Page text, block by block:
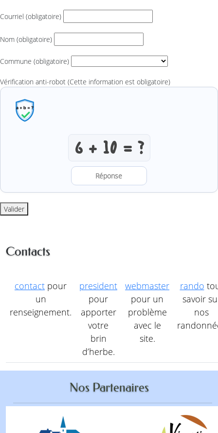
Courriel (obligatoire)
Nom (obligatoire)
Commune (obligatoire)
Vérification anti-robot (Cette information est obligatoire)
Résoudre l’addition anti-robot
Valider
Contacts
contact pour
un
renseignement.
president
pour
apporter
votre
brin
d’herbe.
webmaster
pour un
problème
avec le
site.
rando
savoir
nos
Nos Partenaires